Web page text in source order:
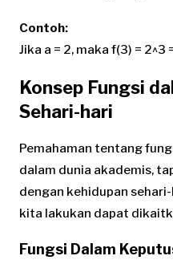
Contoh:
Jika a = 2, maka f(3) = 2^3
Konsep Fungsi
Sehari-hari
Pemahaman tentang
dalam dunia akademis,
dengan kehidupan
kita lakukan dapat
Fungsi Dalam